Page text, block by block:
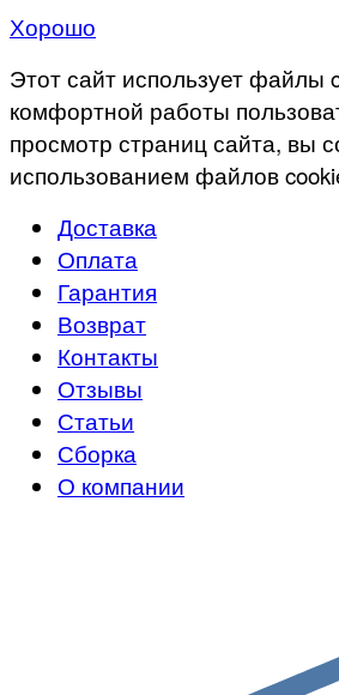
Хорошо
Этот сайт использует файлы
комфортной работы
просмотр страниц сайта, вы
использованием файлов
Доставка
Оплата
Гарантия
Возврат
Контакты
Отзывы
Статьи
Сборка
О компании